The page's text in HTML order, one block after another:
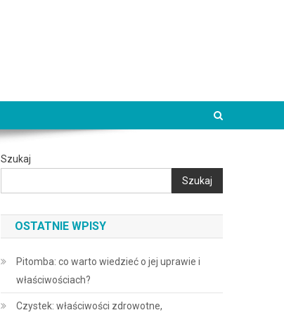
Szukaj
Szukaj
OSTATNIE WPISY
Pitomba: co warto wiedzieć o jej uprawie i
właściwościach?
Czystek: właściwości zdrowotne,